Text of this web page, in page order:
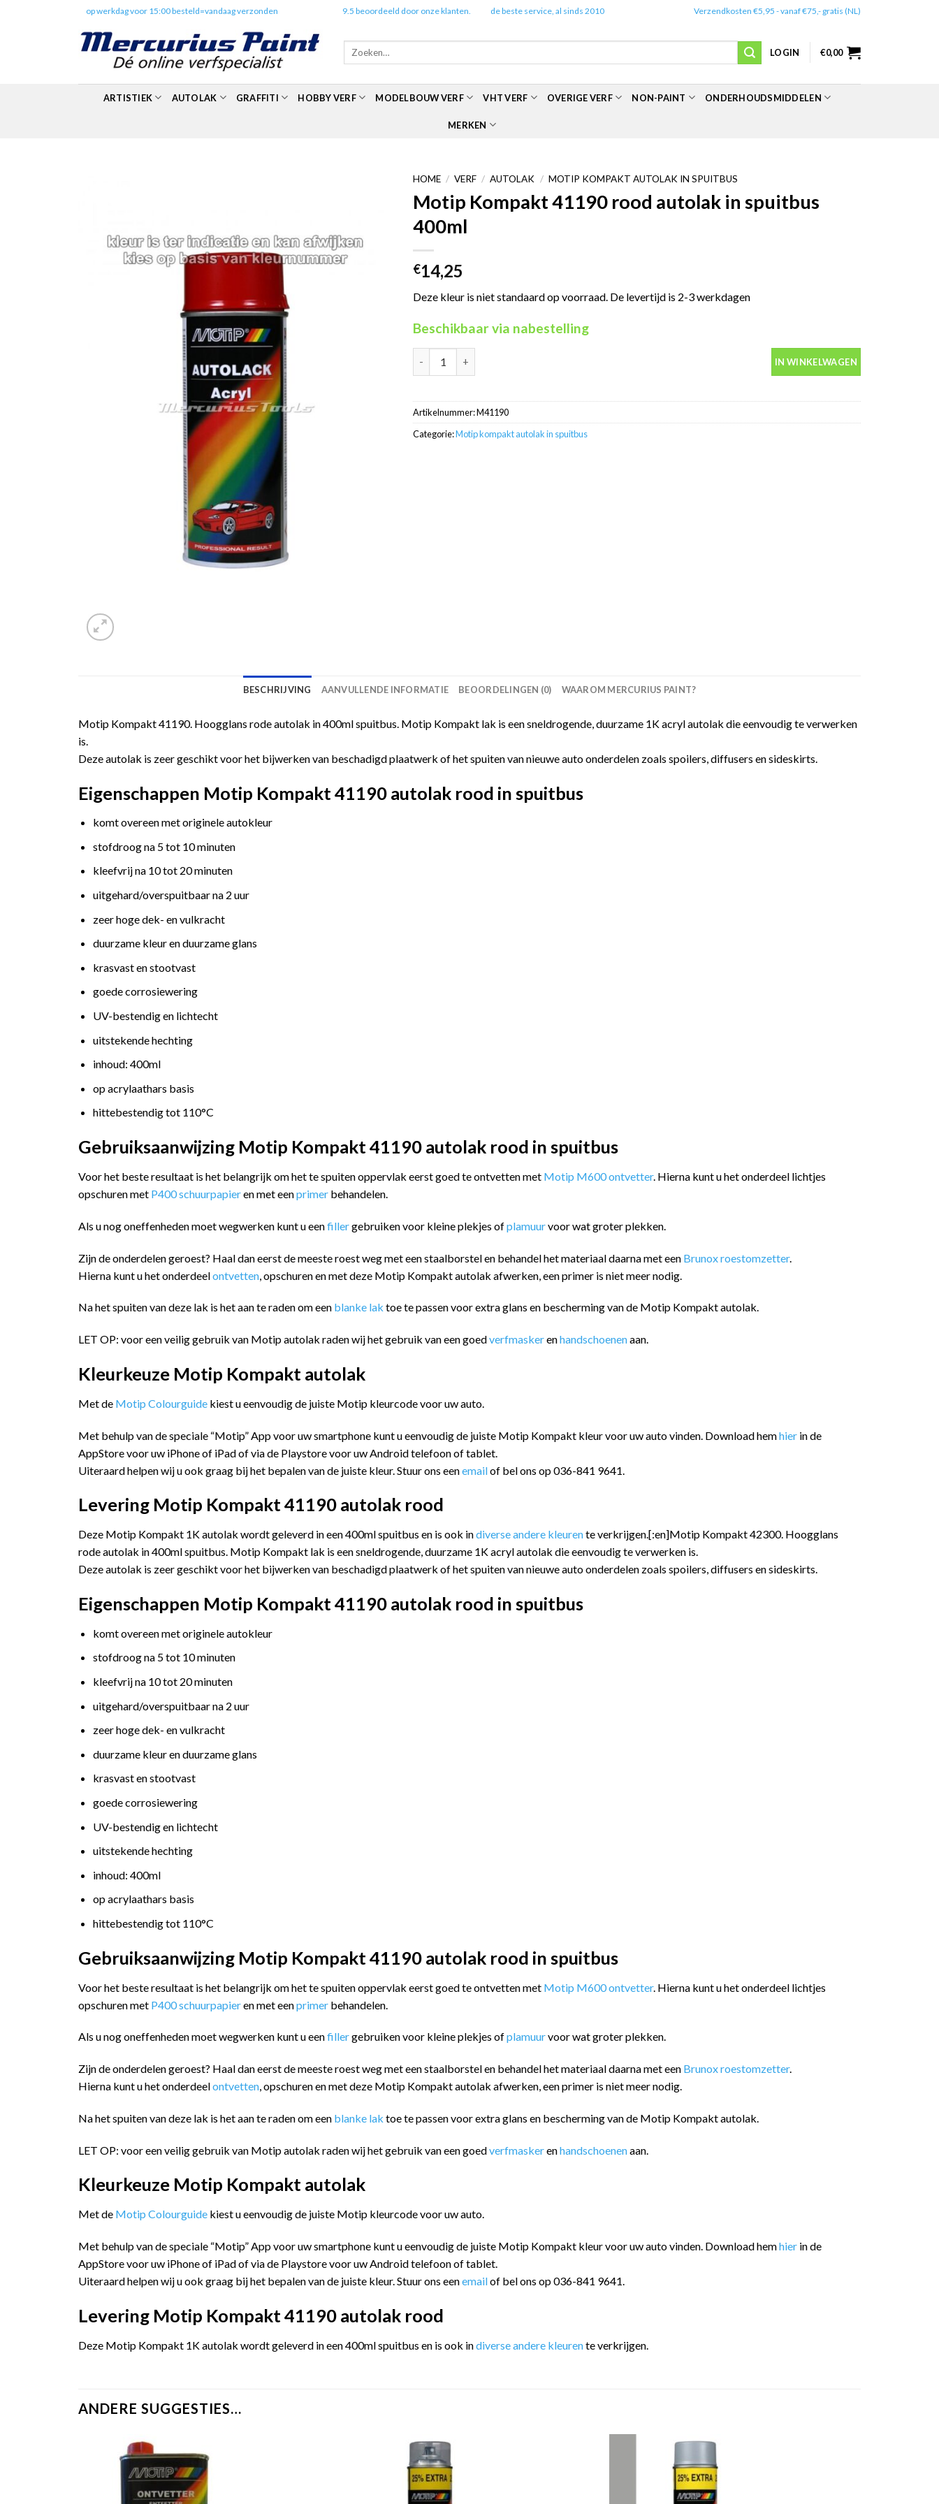
op werkdag voor 15:00 besteld=vandaag verzonden 9.5 beoordeeld door onze klanten. de beste service, al sinds 2010 Verzendkosten €5,95 - vanaf €75,- gratis (NL)
Zoeken
LOGIN €0,00
ARTISTIEK AUTOLAK GRAFFITI HOBBY VERF MODELBOUW VERF VHT VERF OVERIGE VERF NON-PAINT ONDERHOUDSMIDDELEN
MERKEN
HOME / VERF / AUTOLAK / MOTIP KOMPAKT AUTOLAK IN SPUITBUS
Motip Kompakt 41190 rood autolak in spuitbus
400ml
€14,25
Deze kleur is niet standaard op voorraad. De levertijd is 2-3 werkdagen
Beschikbaar via nabestelling
IN WINKELWAGEN
Artikelnummer:M41190
Categorie:Motip kompakt autolak in spuitbus
BESCHRIJVING AANVULLENDE INFORMATIE BEOORDELINGEN (0) WAAROM MERCURIUS PAINT?
Motip Kompakt 41190. Hoogglans rode autolak in 400ml spuitbus. Motip Kompakt lak is een sneldrogende, duurzame 1K acryl autolak die eenvoudig te verwerken
is.
Deze autolak is zeer geschikt voor het bijwerken van beschadigd plaatwerk of het spuiten van nieuwe auto onderdelen zoals spoilers, diffusers en sideskirts.
Eigenschappen Motip Kompakt 41190 autolak rood in spuitbus
komt overeen met originele autokleur
stofdroog na 5 tot 10 minuten
kleefvrij na 10 tot 20 minuten
uitgehard/overspuitbaar na 2 uur
zeer hoge dek- en vulkracht
duurzame kleur en duurzame glans
krasvast en stootvast
goede corrosiewering
UV-bestendig en lichtecht
uitstekende hechting
inhoud: 400ml
op acrylaathars basis
hittebestendig tot 110°C
Gebruiksaanwijzing Motip Kompakt 41190 autolak rood in spuitbus
Voor het beste resultaat is het belangrijk om het te spuiten oppervlak eerst goed te ontvetten met Motip M600 ontvetter. Hierna kunt u het onderdeel lichtjes
opschuren met P400 schuurpapieren met eenprimer behandelen.
Als u nog oneffenheden moet wegwerken kunt u eenfillergebruiken voor kleine plekjes ofplamuurvoor wat groter plekken.
Zijn de onderdelen geroest? Haal dan eerst de meeste roest weg met een staalborstel en behandel het materiaal daarna met een Brunox roestomzetter.
Hierna kunt u het onderdeelontvetten , opschuren en met deze Motip Kompakt autolak afwerken, een primer is niet meer nodig.
Na het spuiten van deze lak is het aan te raden om een blanke lak toe te passen voor extra glans en bescherming van de Motip Kompakt autolak.
LET OP: voor een veilig gebruik van Motip autolak raden wij het gebruik van een goedverfmaskerenhandschoenenaan.
Kleurkeuze Motip Kompakt autolak
Met de Motip Colourguide kiest u eenvoudig de juiste Motip kleurcode voor uw auto.
Met behulp van de speciale “Motip” App voor uw smartphone kunt u eenvoudig de juiste Motip Kompakt kleur voor uw auto vinden. Download hemhier in de
AppStore voor uw iPhone of iPad of via de Playstore voor uw Android telefoon of tablet.
Uiteraard helpen wij u ook graag bij het bepalen van de juiste kleur. Stuur ons eenemailof bel ons op 036-841 9641.
Levering Motip Kompakt 41190 autolak rood
Deze Motip Kompakt 1K autolak wordt geleverd in een 400ml spuitbus en is ook indiverse andere kleurente verkrijgen.[:en]Motip Kompakt 42300. Hoogglans
rode autolak in 400ml spuitbus. Motip Kompakt lak is een sneldrogende, duurzame 1K acryl autolak die eenvoudig te verwerken is.
Deze autolak is zeer geschikt voor het bijwerken van beschadigd plaatwerk of het spuiten van nieuwe auto onderdelen zoals spoilers, diffusers en sideskirts.
Eigenschappen Motip Kompakt 41190 autolak rood in spuitbus
komt overeen met originele autokleur
stofdroog na 5 tot 10 minuten
kleefvrij na 10 tot 20 minuten
uitgehard/overspuitbaar na 2 uur
zeer hoge dek- en vulkracht
duurzame kleur en duurzame glans
krasvast en stootvast
goede corrosiewering
UV-bestendig en lichtecht
uitstekende hechting
inhoud: 400ml
op acrylaathars basis
hittebestendig tot 110°C
Gebruiksaanwijzing Motip Kompakt 41190 autolak rood in spuitbus
Voor het beste resultaat is het belangrijk om het te spuiten oppervlak eerst goed te ontvetten met Motip M600 ontvetter. Hierna kunt u het onderdeel lichtjes
opschuren met P400 schuurpapieren met eenprimer behandelen.
Als u nog oneffenheden moet wegwerken kunt u eenfillergebruiken voor kleine plekjes ofplamuurvoor wat groter plekken.
Zijn de onderdelen geroest? Haal dan eerst de meeste roest weg met een staalborstel en behandel het materiaal daarna met een Brunox roestomzetter.
Hierna kunt u het onderdeelontvetten, opschuren en met deze Motip Kompakt autolak afwerken, een primer is niet meer nodig.
Na het spuiten van deze lak is het aan te raden om een blanke lak toe te passen voor extra glans en bescherming van de Motip Kompakt autolak.
LET OP: voor een veilig gebruik van Motip autolak raden wij het gebruik van een goedverfmaskerenhandschoenenaan.
Kleurkeuze Motip Kompakt autolak
Met de Motip Colourguide kiest u eenvoudig de juiste Motip kleurcode voor uw auto.
Met behulp van de speciale “Motip” App voor uw smartphone kunt u eenvoudig de juiste Motip Kompakt kleur voor uw auto vinden. Download hemhier in de
AppStore voor uw iPhone of iPad of via de Playstore voor uw Android telefoon of tablet.
Uiteraard helpen wij u ook graag bij het bepalen van de juiste kleur. Stuur ons eenemailof bel ons op 036-841 9641.
Levering Motip Kompakt 41190 autolak rood
Deze Motip Kompakt 1K autolak wordt geleverd in een 400ml spuitbus en is ook indiverse andere kleurente verkrijgen.
ANDERE SUGGESTIES…